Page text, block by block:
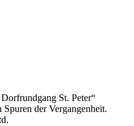
St. Peter“
der Vergangenheit.